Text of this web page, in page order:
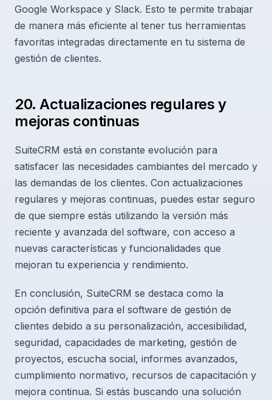
Google Workspace y Slack. Esto te permite trabajar
de manera más eficiente al tener tus herramientas
favoritas integradas directamente en tu sistema de
gestión de clientes.
20. Actualizaciones regulares y
mejoras continuas
SuiteCRM está en constante evolución para
satisfacer las necesidades cambiantes del mercado y
las demandas de los clientes. Con actualizaciones
regulares y mejoras continuas, puedes estar seguro
de que siempre estás utilizando la versión más
reciente y avanzada del software, con acceso a
nuevas características y funcionalidades que
mejoran tu experiencia y rendimiento.
En conclusión, SuiteCRM se destaca como la
opción definitiva para el software de gestión de
clientes debido a su personalización, accesibilidad,
seguridad, capacidades de marketing, gestión de
proyectos, escucha social, informes avanzados,
cumplimiento normativo, recursos de capacitación y
mejora continua. Si estás buscando una solución